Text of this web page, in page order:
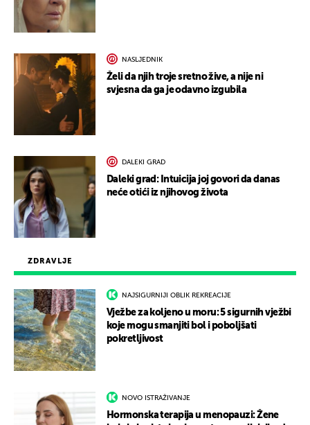
ZDRAVLJE
NAJSIGURNIJI OBLIK REKREACIJE
Vježbe za koljeno u moru: 5 sigurnih vježbi
koje mogu smanjiti bol i poboljšati
pokretljivost
NOVO ISTRAŽIVANJE
Hormonska terapija u menopauzi: Žene
NASLJEDNIK
Želi da njih troje sretno žive, a nije ni
svjesna da ga je odavno izgubila
DALEKI GRAD
Daleki grad: Intuicija joj govori da danas
neće otići iz njihovog života